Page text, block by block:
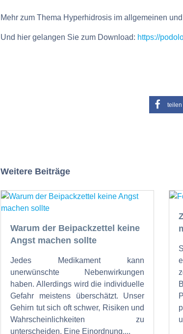
Mehr zum Thema Hyperhidrosis im allgemeinen
Und hier gelangen Sie zum Download: https://
teilen
Weitere Beiträge
Warum der Beipackzettel keine
Angst machen sollte
Jedes Medikament kann
unerwünschte Nebenwirkungen
haben. Allerdings wird die individuelle
Gefahr meistens überschätzt. Unser
Gehirn tut sich oft schwer, Risiken und
Wahrscheinlichkeiten zu
unterscheiden. Eine Einordnung....